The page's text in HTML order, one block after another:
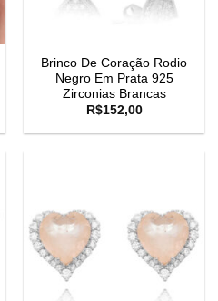
Brinco De Coração Rodio
Negro Em Prata 925
Zirconias Brancas
R$152,00